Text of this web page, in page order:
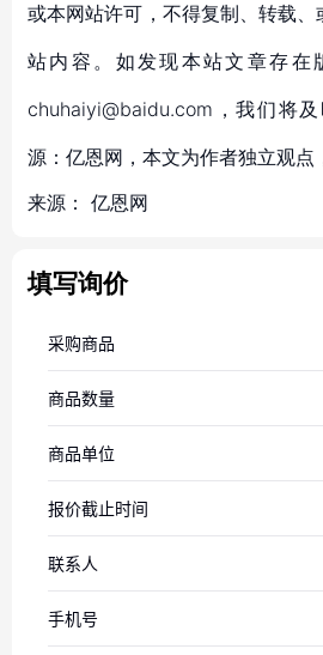
或本网站许可，不得复制、转载
站内容。如发现本站文章存在
chuhaiyi@baidu.com，我们将
源：亿恩网，本文为作者独立观点
来源： 亿恩网
填写询价